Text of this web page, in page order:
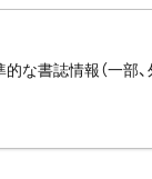
書誌情報（一部